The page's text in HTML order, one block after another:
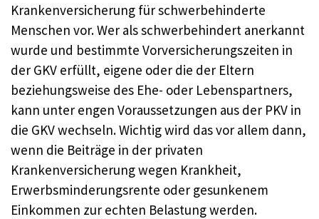
Krankenversicherung für schwerbehinderte
Menschen vor. Wer als schwerbehindert anerkannt
wurde und bestimmte Vorversicherungszeiten in
der GKV erfüllt, eigene oder die der Eltern
beziehungsweise des Ehe- oder Lebenspartners,
kann unter engen Voraussetzungen aus der PKV in
die GKV wechseln. Wichtig wird das vor allem dann,
wenn die Beiträge in der privaten
Krankenversicherung wegen Krankheit,
Erwerbsminderungsrente oder gesunkenem
Einkommen zur echten Belastung werden.